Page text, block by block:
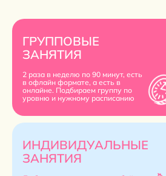
ИНДИВИДУАЛЬНЫЕ
ЗАНЯТИЯ
ГРУППОВЫЕ
ЗАНЯТИЯ
2 раза в неделю по 90 минут, есть
в офлайн формате, а есть в
онлайне. Подбираем группу по
уровню и нужному расписанию